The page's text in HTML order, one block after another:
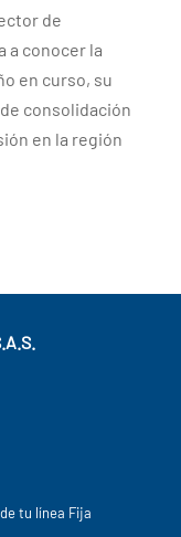
de
a conocer la
en curso, su
consolidación
en la región
tu línea Fija